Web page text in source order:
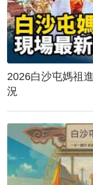
2026白沙屯媽祖
況